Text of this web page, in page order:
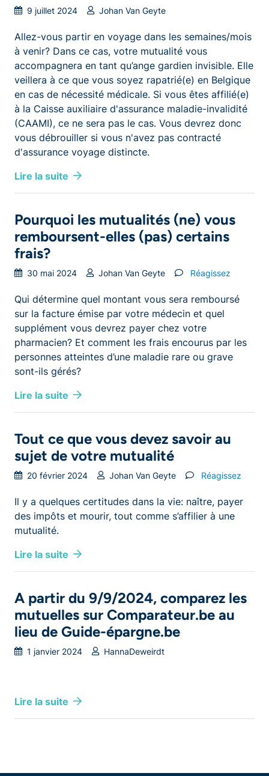
9 juillet 2024 Johan Van Geyte
Allez-vous partir en voyage dans les semaines/mois
à venir? Dans ce cas, votre mutualité vous
accompagnera en tant qu’ange gardien invisible. Elle
veillera à ce que vous soyez rapatrié(e) en Belgique
en cas de nécessité médicale. Si vous êtes affilié(e)
à la Caisse auxiliaire d'assurance maladie-invalidité
(CAAMI), ce ne sera pas le cas. Vous devrez donc
vous débrouiller si vous n'avez pas contracté
d'assurance voyage distincte.
Lire la suite
Pourquoi les mutualités (ne) vous
remboursent-elles (pas) certains
frais?
30 mai 2024 Johan Van Geyte Réagissez
Qui détermine quel montant vous sera remboursé
sur la facture émise par votre médecin et quel
supplément vous devrez payer chez votre
pharmacien? Et comment les frais encourus par les
personnes atteintes d’une maladie rare ou grave
sont-ils gérés?
Lire la suite
Tout ce que vous devez savoir au
sujet de votre mutualité
20 février 2024 Johan Van Geyte Réagissez
Il y a quelques certitudes dans la vie: naître, payer
des impôts et mourir, tout comme s’affilier à une
mutualité.
Lire la suite
A partir du 9/9/2024, comparez les
mutuelles sur Comparateur.be au
lieu de Guide-épargne.be
1 janvier 2024 HannaDeweirdt
Lire la suite